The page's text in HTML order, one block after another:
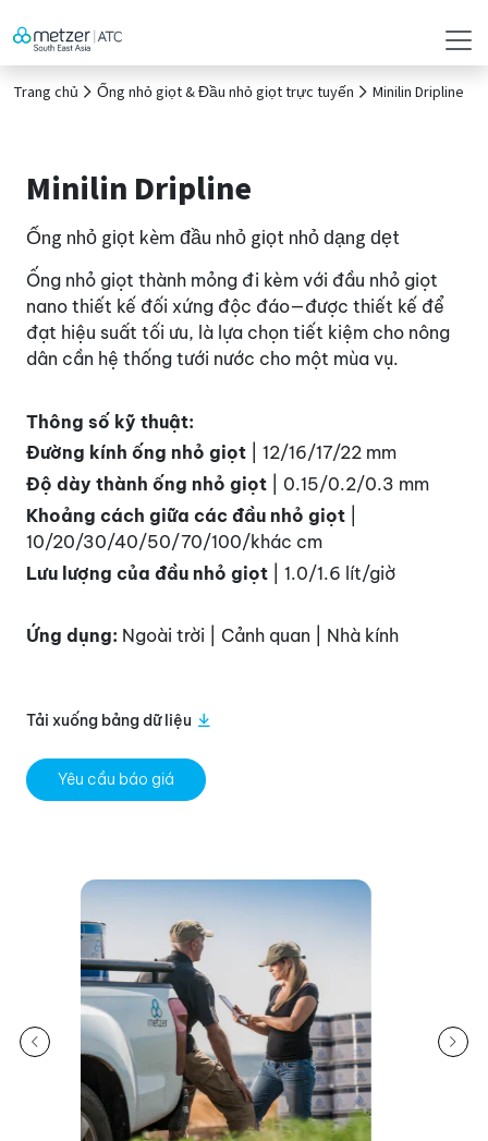
Trang chủ Ống nhỏ giọt & Đầu nhỏ giọt trực tuyến Minilin Dripline
Minilin Dripline
Ống nhỏ giọt kèm đầu nhỏ giọt nhỏ dạng dẹt
Ống nhỏ giọt thành mỏng đi kèm với đầu nhỏ giọt
nano thiết kế đối xứng độc đáo—được thiết kế để
đạt hiệu suất tối ưu, là lựa chọn tiết kiệm cho nông
dân cần hệ thống tưới nước cho một mùa vụ.
Thông số kỹ thuật:
Đường kính ống nhỏ giọt | 12/16/17/22 mm
Độ dày thành ống nhỏ giọt | 0.15/0.2/0.3 mm
Khoảng cách giữa các đầu nhỏ giọt
10/20/30/40/50/70/100/khác cm
Lưu lượng của đầu nhỏ giọt | 1.0/1.6 lít/giờ
Ứng dụng: Ngoài trời | Cảnh quan | Nhà kính
Tải xuống bảng dữ liệu
Yêu cầu báo giá